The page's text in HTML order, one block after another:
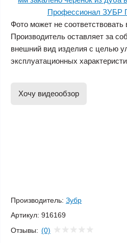
Фото может не
Производитель оставляет за
внешний вид изделия с целью
эксплуатационных
Хочу видеообзор
Производитель: Зубр
Артикул: 916169
Отзывы: (0)